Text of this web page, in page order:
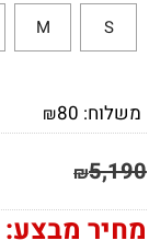
S
M
משלוח: ₪80
₪5,190
מחיר מבצע: